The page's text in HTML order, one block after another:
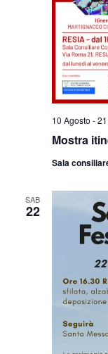
Mostra
10 Agosto -
Sala
SAB
22